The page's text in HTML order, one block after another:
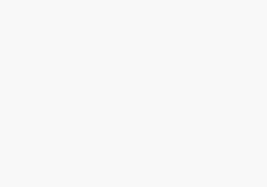
aktiv oder passiv zu engagieren, ein, bei uns vorbeizuschauen.
will, welche tolle Arbeit unsere Mitglieder leisten oder unsere
mehr als gut aufgestellt, um die kommenden Spiele bestreiten